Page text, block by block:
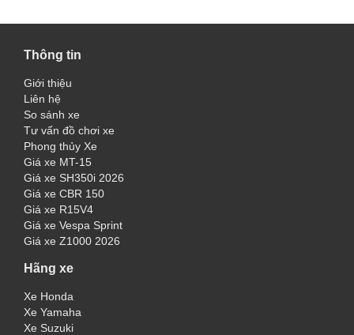
Thông tin
Giới thiệu
Liên hệ
So sánh xe
Tư vấn đồ chơi xe
Phong thủy Xe
Giá xe MT-15
Giá xe SH350i 2026
Giá xe CBR 150
Giá xe R15V4
Giá xe Vespa Sprint
Giá xe Z1000 2026
Hãng xe
Xe Honda
Xe Yamaha
Xe Suzuki